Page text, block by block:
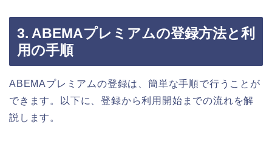
3. ABEMAプレミアムの登録方法と利
用の手順
ABEMAプレミアムの登録は、簡単な手順で行うことが
できます。以下に、登録から利用開始までの流れを解
説します。